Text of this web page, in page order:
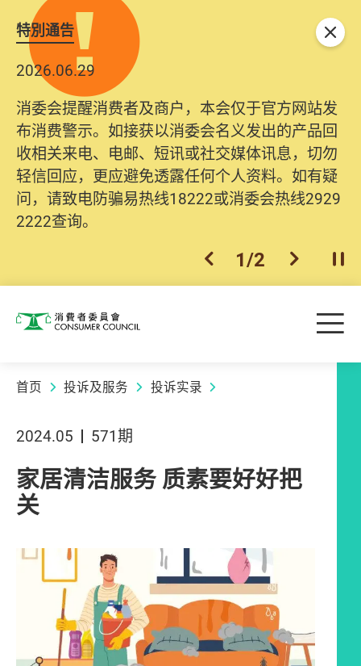
特別通告
2026.06.29
消委会提醒消费者及商户，本会仅于官方网站发
布消费警示。如接获以消委会名义发出的产品回
收相关来电、电邮、短讯或社交媒体讯息，切勿
轻信回应，更应避免透露任何个人资料。如有疑
问，请致电防骗易热线18222或消委会热线2929
2222查询。
上一个
1/2 下一个开
关闭
消费者委员会 目
首页 投诉及服务 投诉实录
2024.05 571期
家居清洁服务 质素要好好把
关